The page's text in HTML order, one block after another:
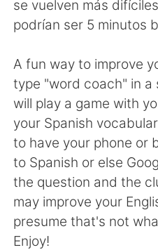
Indonesia
Türkçe
Português
se vuelven más
podrían ser 5 minutos
A fun way to improve
type "word coach" in a
will play a game with
your Spanish
to have your phone or
to Spanish or else
the question and the
may improve your
presume that's not
Enjoy!